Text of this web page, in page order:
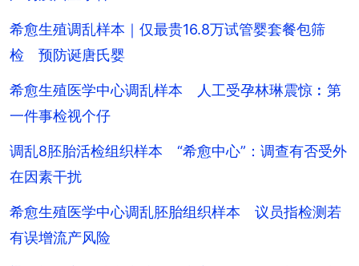
希愈生殖调乱样本｜仅最贵16.8万试管婴套餐包筛
检 预防诞唐氏婴
希愈生殖医学中心调乱样本 人工受孕林琳震惊︰第
一件事检视个仔
调乱8胚胎活检组织样本 “希愈中心”：调查有否受外
在因素干扰
希愈生殖医学中心调乱胚胎组织样本 议员指检测若
有误增流产风险